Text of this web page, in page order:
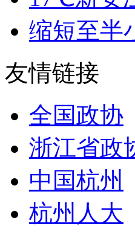
缩短至半
友情链接
全国政协
浙江省政
中国杭州
杭州人大